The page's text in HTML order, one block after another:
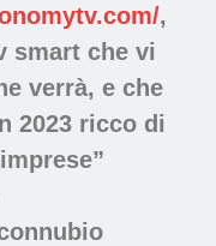
,
smart che vi
verrà, e che
2023 ricco di